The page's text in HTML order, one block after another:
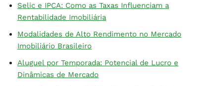
Selic e IPCA: Como as Taxas Influenciam a
Rentabilidade Imobiliária
Modalidades de Alto Rendimento no Mercado
Imobiliário Brasileiro
Aluguel por Temporada: Potencial de Lucro e
Dinâmicas de Mercado